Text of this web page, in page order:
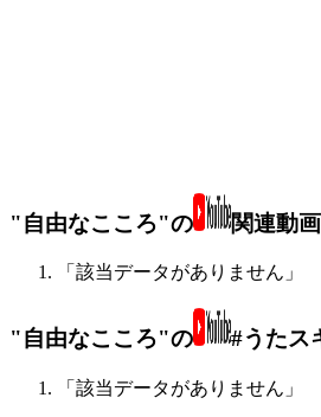
"自由なこころ"の 関連動画
「該当データがありません」
"自由なこころ"の #うたス
「該当データがありません」